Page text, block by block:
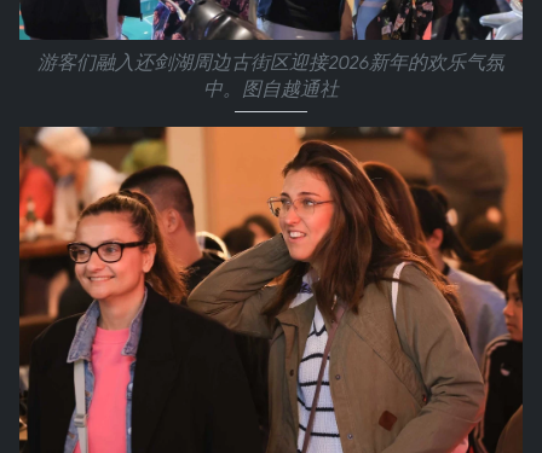
游客们融入还剑湖周边古街区迎接2026新年的欢乐气氛
中。图自越通社